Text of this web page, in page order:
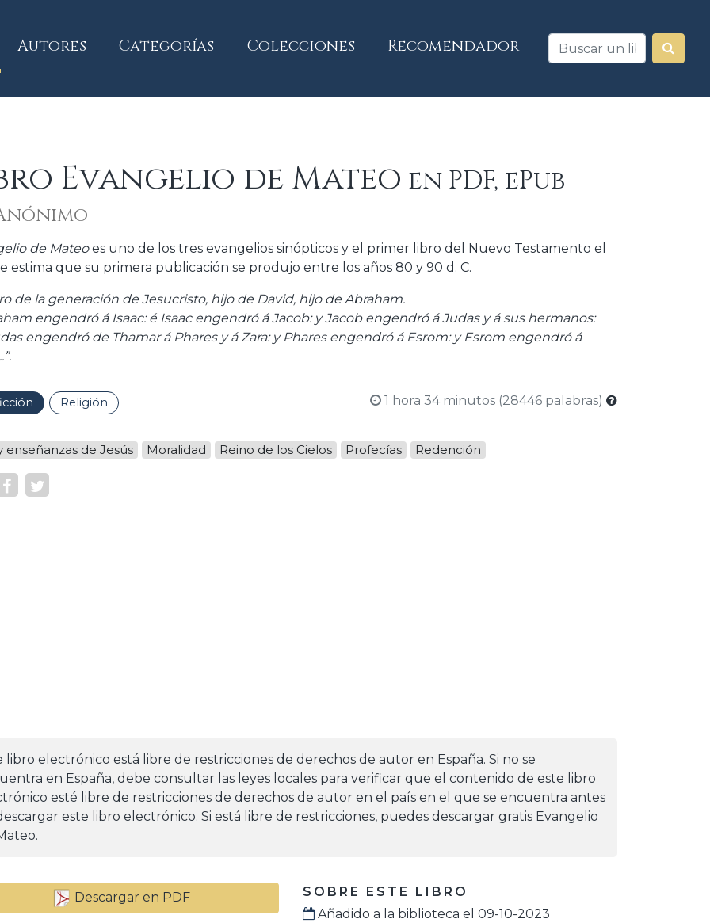
Autores Categorías Colecciones Recomendador
Evangelio de Mateo en PDF, ePub
de Mateoes uno de los tres evangelios sinópticos y el primer libro del Nuevo Testamento el
estima que su primera publicación se produjo entre los años 80 y 90 d. C.
de la generación de Jesucristo, hijo de David, hijo de Abraham.
engendró á Isaac: é Isaac engendró á Jacob: y Jacob engendró á Judas y á sus hermanos:
engendró de Thamar á Phares y á Zara: y Phares engendró á Esrom: y Esrom engendró á
Religión 1 hora 34 minutos (28446 palabras)
enseñanzas de Jesús Moralidad Reino de los Cielos Profecías Redención
libro electrónico está libre de restricciones de derechos de autor en España. Si no se
en España, debe consultar las leyes locales para verificar que el contenido de este libro
esté libre de restricciones de derechos de autor en el país en el que se encuentra antes
este libro electrónico. Si está libre de restricciones, puedes descargar gratis Evangelio
Descargar en PDF
SOBRE ESTE LIBRO
Añadido a la biblioteca el 09-10-2023